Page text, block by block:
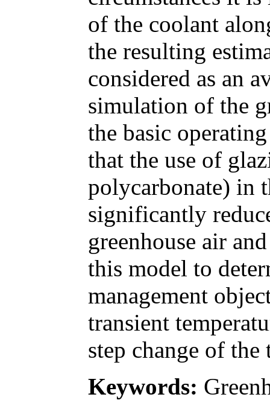
of the coolant
the resulting
considered as an
simulation of the
the basic
that the use of
polycarbonate) in
significantly
greenhouse air
this model to
management
transient
step change of
Keywords: